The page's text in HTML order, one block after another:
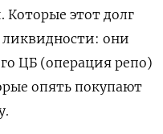
Которые этот долг
ликвидности: они
ЦБ (операция репо)
опять покупают